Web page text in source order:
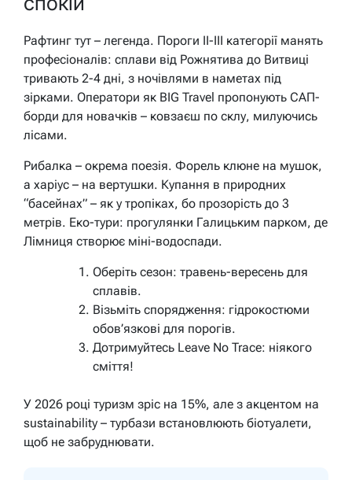
Рафтинг тут – легенда. Пороги II-III категорії манять
професіоналів: сплави від Рожнятива до Витвиці
тривають 2-4 дні, з ночівлями в наметах під
зірками. Оператори як BIG Travel пропонують САП-
борди для новачків – ковзаєш по склу, милуючись
лісами.
Рибалка – окрема поезія. Форель клюне на мушок,
а харіус – на вертушки. Купання в природних
“басейнах” – як у тропіках, бо прозорість до 3
метрів. Еко-тури: прогулянки Галицьким парком, де
Лімниця створює міні-водоспади.
Оберіть сезон: травень-вересень для
сплавів.
Візьміть спорядження: гідрокостюми
обов’язкові для порогів.
Дотримуйтесь Leave No Trace: ніякого
сміття!
У 2026 році туризм зріс на 15%, але з акцентом на
sustainability – турбази встановлюють біотуалети,
щоб не забруднювати.